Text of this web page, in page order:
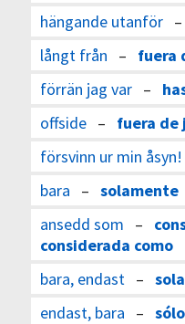
hängande utanför–
långt från – fuera
förrän jag var–
offside– fuera de
försvinn ur min åsyn!
bara – solamente
ansedd som –
considerada como
bara, endast –
endast, bara –